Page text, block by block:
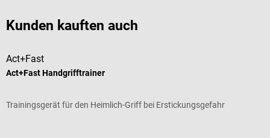
Kunden kauften auch
Act+Fast
Act+Fast Handgrifftrainer
Trainingsgerät für den Heimlich-Griff bei Erstickungsgefahr